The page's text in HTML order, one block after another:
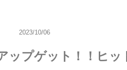
2023/10/06
ップゲット！！ヒ